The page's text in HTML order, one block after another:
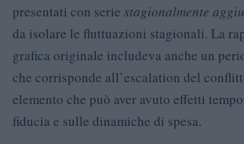
presentati con serie stagionalmente
da isolare le fluttuazioni stagionali. La
grafica originale includeva anche un
che corrisponde all’escalation del
elemento che può aver avuto effetti
fiducia e sulle dinamiche di spesa.